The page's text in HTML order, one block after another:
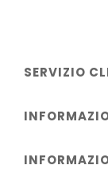
SERVIZIO